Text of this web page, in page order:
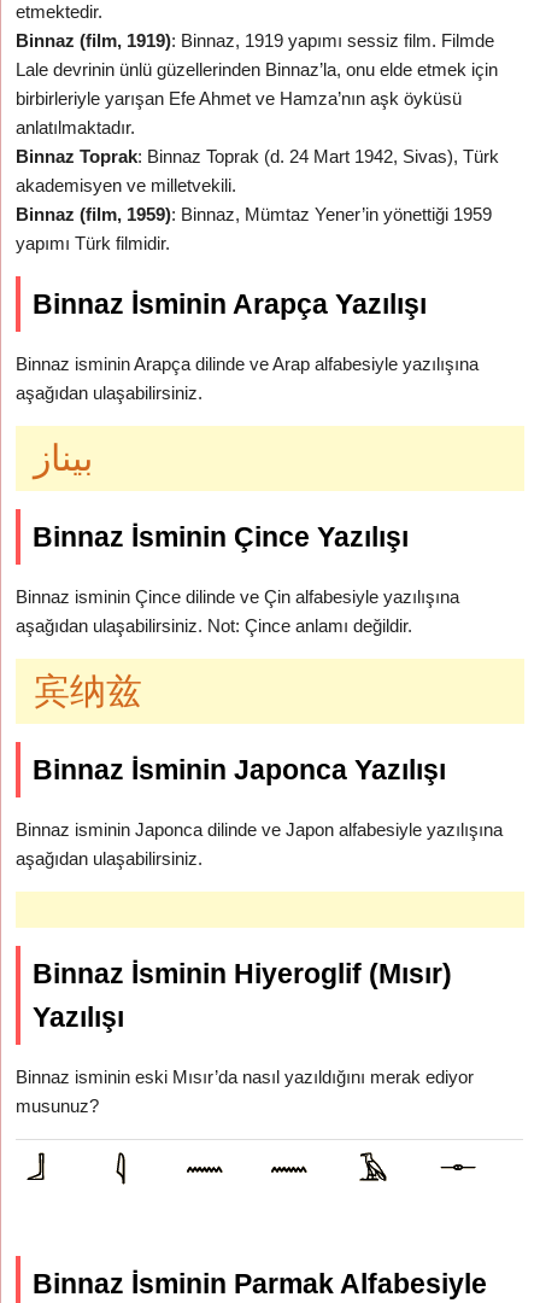
etmektedir.
Binnaz (film, 1919): Binnaz, 1919 yapımı sessiz film. Filmde
Lale devrinin ünlü güzellerinden Binnaz’la, onu elde etmek için
birbirleriyle yarışan Efe Ahmet ve Hamza’nın aşk öyküsü
anlatılmaktadır.
Binnaz Toprak: Binnaz Toprak (d. 24 Mart 1942, Sivas), Türk
akademisyen ve milletvekili.
Binnaz (film, 1959): Binnaz, Mümtaz Yener’in yönettiği 1959
yapımı Türk filmidir.
Binnaz İsminin Arapça Yazılışı
Binnaz isminin Arapça dilinde ve Arap alfabesiyle yazılışına
aşağıdan ulaşabilirsiniz.
بيناز
Binnaz İsminin Çince Yazılışı
Binnaz isminin Çince dilinde ve Çin alfabesiyle yazılışına
aşağıdan ulaşabilirsiniz. Not: Çince anlamı değildir.
宾纳兹
Binnaz İsminin Japonca Yazılışı
Binnaz isminin Japonca dilinde ve Japon alfabesiyle yazılışına
aşağıdan ulaşabilirsiniz.
Binnaz İsminin Hiyeroglif (Mısır)
Yazılışı
Binnaz isminin eski Mısır’da nasıl yazıldığını merak ediyor
musunuz?
Binnaz İsminin Parmak Alfabesiyle